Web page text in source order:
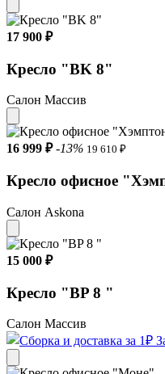
17 900 ₽
Кресло "BK 8"
Салон Массив
16 999 ₽ -13% 19 610 ₽
Кресло офисное
Салон Askona
15 000 ₽
Кресло "BP 8 "
Салон Массив